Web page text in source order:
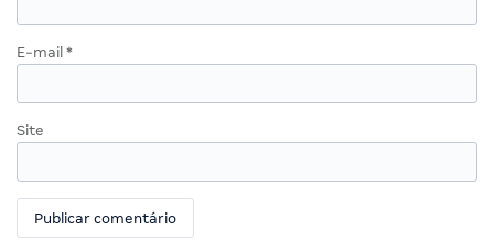
E-mail *
Site